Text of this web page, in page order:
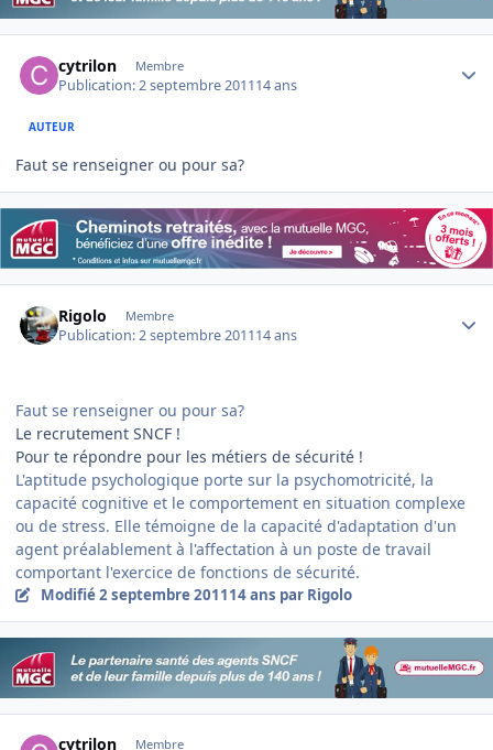
cytrilon Membre
Publication:2 septembre 201114 ans
AUTEUR
Faut se renseigner ou pour sa?
Rigolo Membre
Publication:2 septembre 201114 ans
Faut se renseigner ou pour sa?
Le recrutement SNCF !
Pour te répondre pour les métiers de sécurité !
L'aptitude psychologique porte sur la psychomotricité, la
capacité cognitive et le comportement en situation complexe
ou de stress. Elle témoigne de la capacité d'adaptation d'un
agent préalablement à l'affectation à un poste de travail
comportant l'exercice de fonctions de sécurité.
Modifié2 septembre 201114 ans par Rigolo
cytrilon Membre